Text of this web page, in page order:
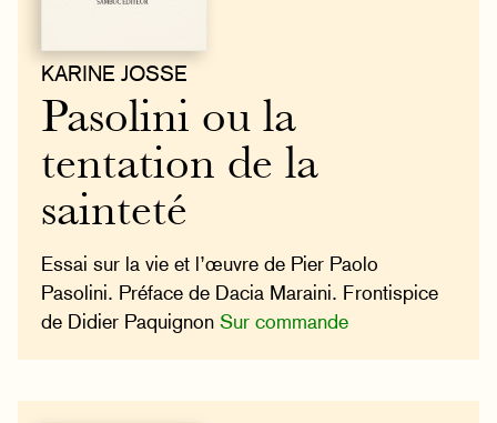
KARINE JOSSE
Pasolini ou la
tentation de la
sainteté
Essai sur la vie et l’œuvre de Pier Paolo
Pasolini. Préface de Dacia Maraini. Frontispice
de Didier PaquignonSur commande